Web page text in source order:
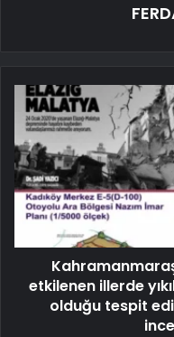
etkilenen illerde
olduğu tespit